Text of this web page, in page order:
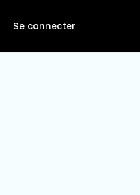
Se connecter